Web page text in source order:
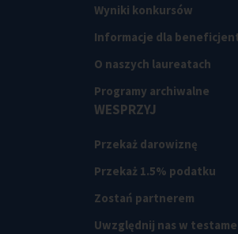
Wyniki konkursów
Informacje dla
O naszych laureatach
Programy archiwalne
WESPRZYJ
Przekaż darowiznę
Przekaż 1.5% podatku
Zostań partnerem
Uwzględnij nas w